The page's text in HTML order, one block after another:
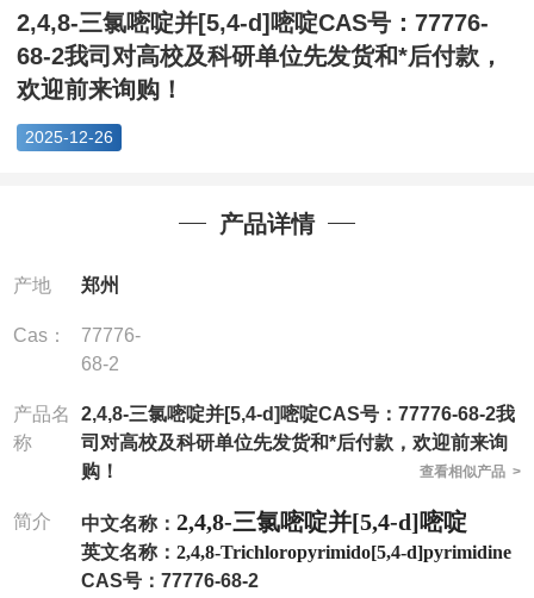
啶并[5,4-d]嘧啶C...
2,4,8-三氯嘧啶并[5,4-d]嘧啶CAS号：77776-
68-2我司对高校及科研单位先发货和*后付款，
欢迎前来询购！
2025-12-26
产品详情
产地 郑州
Cas：
77776-
68-2
产品名
称
2,4,8-三氯嘧啶并[5,4-d]嘧啶CAS号：77776-68-2我
司对高校及科研单位先发货和*后付款，欢迎前来询
购！
查看相似产品 >
简介 中文名称： 2,4,8-三氯嘧啶并[5,4-d]嘧啶
英文名称： 2,4,8-Trichloropyrimido[5,4-d]pyrimidine
CAS号： 77776-68-2